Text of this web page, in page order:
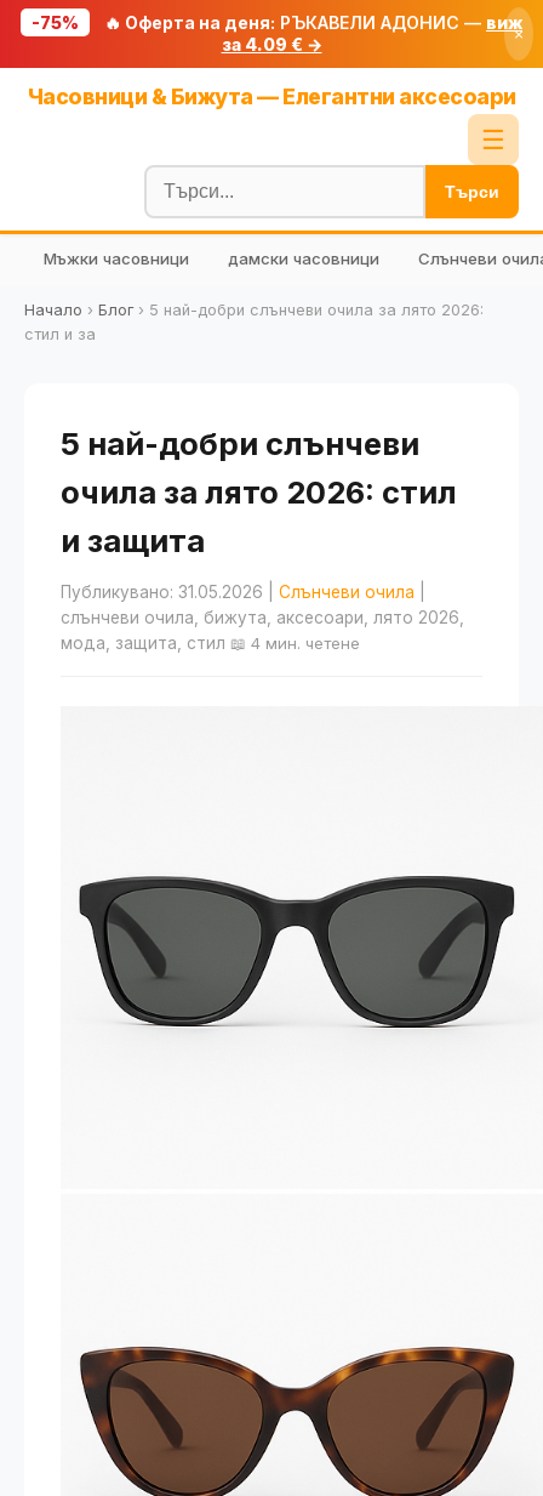
-75% 🔥 Оферта на деня: РЪКАВЕЛИ АДОНИС — виж
за 4.09 € →
×
Часовници & Бижута — Елегантни аксесоари
☰
Блог
🧮 Калкулатори
🔍 Намери продукт
🎁 Подарък
Търси
Мъжки часовници дамски часовници Слънчеви
Начало › Блог› 5 най-добри слънчеви очила за лято 2026:
стил и за
5 най-добри слънчеви
очила за лято 2026: стил
и защита
Публикувано: 31.05.2026 Слънчеви очила
слънчеви очила, бижута, аксесоари, лято 2026,
мода, защита, стил 📖 4 мин. четене